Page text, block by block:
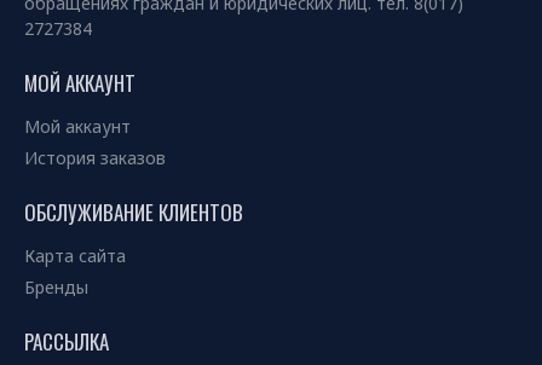
2727384
МОЙ АККАУНТ
Мой аккаунт
История заказов
ОБСЛУЖИВАНИЕ КЛИЕНТОВ
Карта сайта
Бренды
РАССЫЛКА